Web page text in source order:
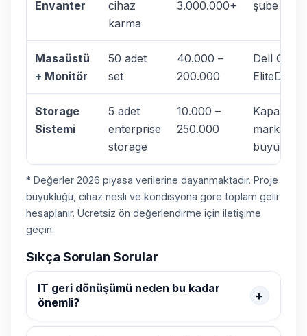
Envanter
cihaz
karma
3.000.000+
şube
Masaüstü
+ Monitör
50 adet
set
40.000 –
200.000
Dell
EliteDesk
Storage
Sistemi
5 adet
enterprise
storage
10.000 –
250.000
Kapasite
markaya
büyük
* Değerler 2026 piyasa verilerine dayanmaktadır. Proje
büyüklüğü, cihaz neslı ve kondisyona göre toplam gelir
hesaplanır. Ücretsiz ön değerlendirme için iletişime
geçin.
Sıkça Sorulan Sorular
IT geri dönüşümü neden bu kadar
önemli?